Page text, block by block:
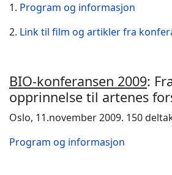
1. Program og informasjon
2. Link til film og artikler fra
BIO-konferansen 2009:
opprinnelse til artenes
Oslo, 11.november 2009. 150
Program og informasjon